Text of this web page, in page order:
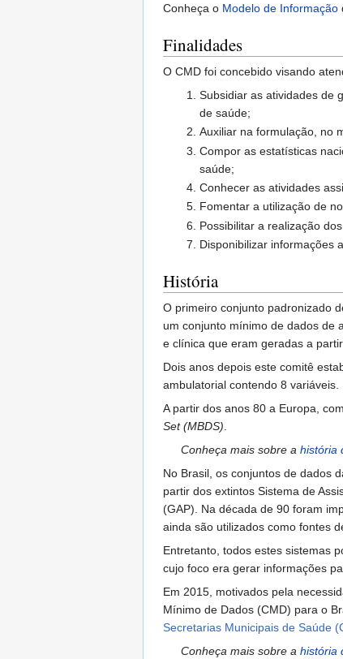
Conheça o Modelo de Informação
Finalidades
O CMD foi concebido visando
Subsidiar as atividades de
de saúde;
Auxiliar na formulação, no
Compor as estatísticas
saúde;
Conhecer as atividades
Fomentar a utilização de
Possibilitar a realização
Disponibilizar informações
História
O primeiro conjunto padronizado
um conjunto mínimo de dados de
e clínica que eram geradas a
Dois anos depois este comitê
ambulatorial contendo 8 variáveis.
A partir dos anos 80 a Europa,
Set (MBDS).
Conheça mais sobre ahistória
No Brasil, os conjuntos de dados
partir dos extintos Sistema de
(GAP). Na década de 90 foram
ainda são utilizados como fontes
Entretanto, todos estes sistemas
cujo foco era gerar informações
Em 2015, motivados pela
Mínimo de Dados (CMD) para o
Secretarias Municipais de Saúde
Conheça mais sobre ahistória